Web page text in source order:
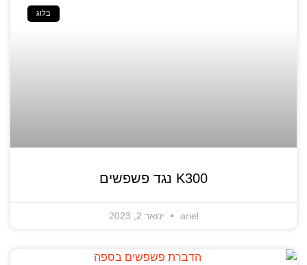
בלוג
K300 נגד פשפשים
ariel ינואר 2, 2023